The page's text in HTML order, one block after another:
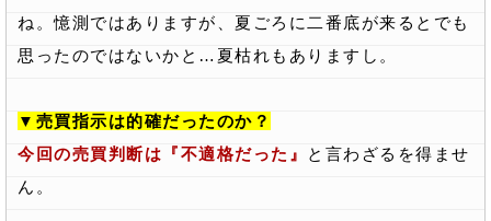
ね。憶測ではありますが、夏ごろに二番底が来るとでも
思ったのではないかと…夏枯れもありますし。
▼売買指示は的確だったのか？
今回の売買判断は『不適格だった』
と言わざるを得ませ
ん。